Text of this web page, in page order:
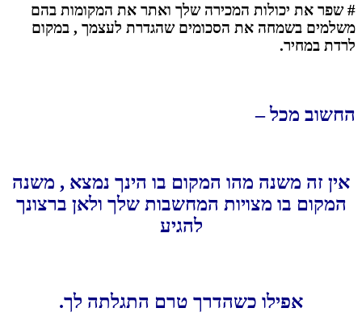
# שפר את יכולות המכירה שלך ואתר את המקומות בהם
משלמים בשמחה את הסכומים שהגדרת לעצמך , במקום
לרדת במחיר.
החשוב מכל –
אין זה משנה מהו המקום בו הינך נמצא , משנה
המקום בו מצויות המחשבות שלך ולאן ברצונך
להגיע
אפילו כשהדרך טרם התגלתה לך.